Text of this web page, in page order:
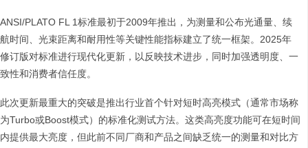
ANSI/PLATO FL 1标准最初于2009年推出，为测量和公布光通量、续
航时间、光束距离和耐用性等关键性能指标建立了统一框架。2025年
修订版对标准进行现代化更新，以反映技术进步，同时加强透明度、一
致性和消费者信任度。
此次更新最重大的突破是推出行业首个针对短时高亮模式（通常市场称
为Turbo或Boost模式）的标准化测试方法。这类高亮度功能可在短时间
内提供最大亮度，但此前不同厂商和产品之间缺乏统一的测量和对比方